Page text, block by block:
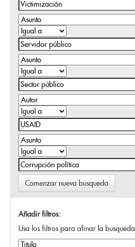
Comenzar nueva busqueda
Añadir filtros:
Usa los filtros para afinar la busqueda.